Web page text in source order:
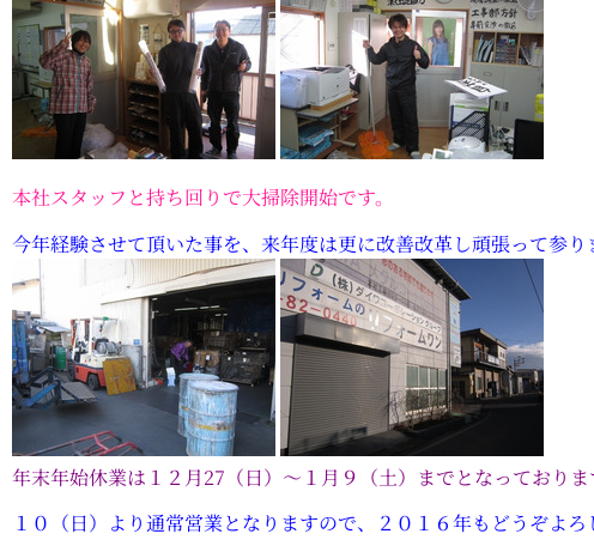
本社スタッフと持ち回りで大掃除開始です。
今年経験させて頂いた事を、来年度は更に改善改革し頑張って参り
年末年始休業は１２月27（日）～１月９（土）までとなっておりま
１０（日）より通常営業となりますので、２０１６年もどうぞよろ